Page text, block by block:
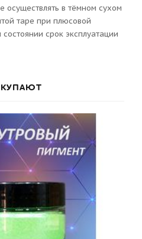
осуществлять в тёмном сухом
таре при плюсовой
срок эксплуатации